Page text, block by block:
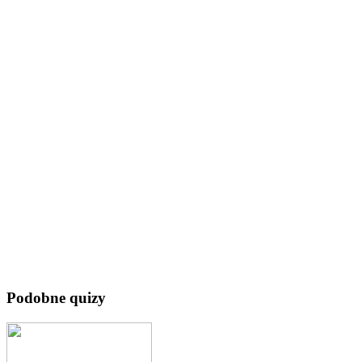
Podobne quizy